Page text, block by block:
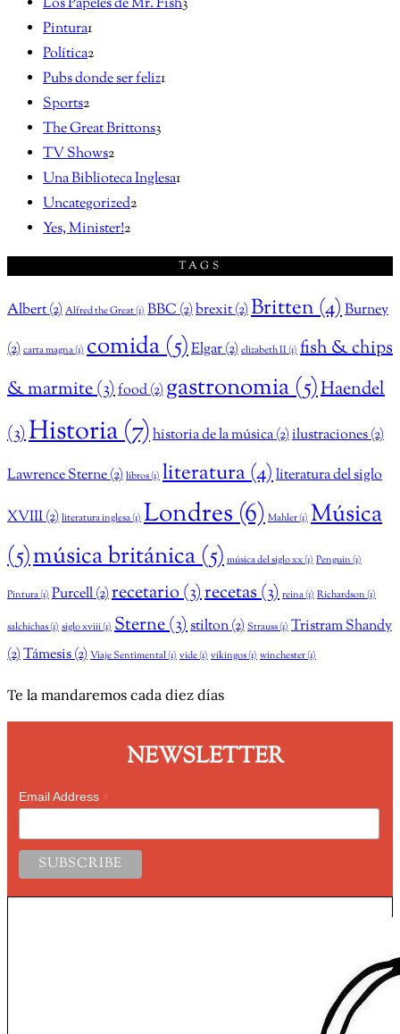
Pintura1
Política2
Pubs donde ser feliz1
Sports2
The Great Brittons3
TV Shows2
Una Biblioteca Inglesa1
Uncategorized2
Yes, Minister!2
TAGS
Albert(2) Alfred the Great(1) BBC(2)brexit(2)Britten(4)Burney
(2) carta magna(1) comida(5)Elgar(2) elizabeth II(1) fish & chips
& marmite(3)food(2)gastronomia(5)Haendel
(3)Historia(7)historia de la música(2)ilustraciones(2)
Lawrence Sterne(2) libros(1) literatura(4)literatura del siglo
XVIII(2) literatura inglesa(1) Londres(6) Mahler(1) Música
(5)música británica(5) música del siglo xx(1) Penguin (1)
Pintura(1) Purcell(2)recetario(3)recetas(3) reina(1) Richardson (1)
salchichas(1) siglo xviii(1) Sterne(3)stilton(2) Strauss(1) Tristram Shandy
(2)Támesis(2) Viaje Sentimental(1) vide(1) vikingos(1) winchester(1)
Te la mandaremos cada diez días
NEWSLETTER
Email Address